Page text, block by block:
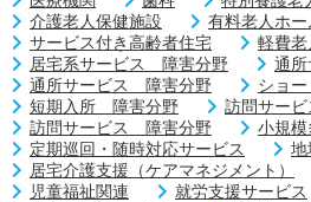
介護老人保健施設
有料老人ホー
サービス付き高齢者住宅
軽費老
居宅系サービス 障害分野
通所
通所サービス 障害分野
ショー
短期入所 障害分野
訪問サービ
訪問サービス 障害分野
小規
定期巡回・随時対応サービス
地
居宅介護支援（ケアマネジメント）
児童福祉関連
就労支援サービス